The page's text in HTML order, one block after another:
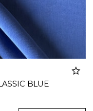
BLUE